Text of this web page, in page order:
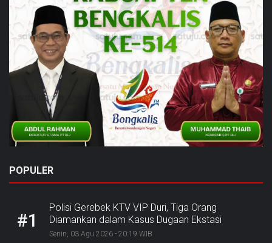
POPULER
#1
Polisi Gerebek KTV VIP Duri, Tiga Orang
Diamankan dalam Kasus Dugaan Ekstasi
Senin, 03 Agu 2026 - 20:19 WIB